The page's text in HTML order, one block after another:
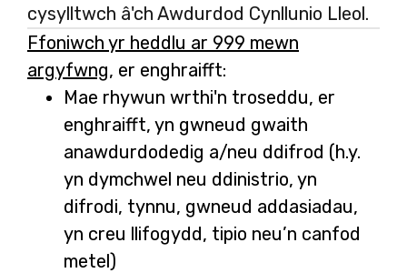
cysylltwch â'ch Awdurdod Cynllunio Lleol.
Ffoniwch yr heddlu ar 999 mewn
argyfwng, er enghraifft:
Mae rhywun wrthi'n troseddu, er
enghraifft, yn gwneud gwaith
anawdurdodedig a/neu ddifrod (h.y.
yn dymchwel neu ddinistrio, yn
difrodi, tynnu, gwneud addasiadau,
yn creu llifogydd, tipio neu’n canfod
metel)